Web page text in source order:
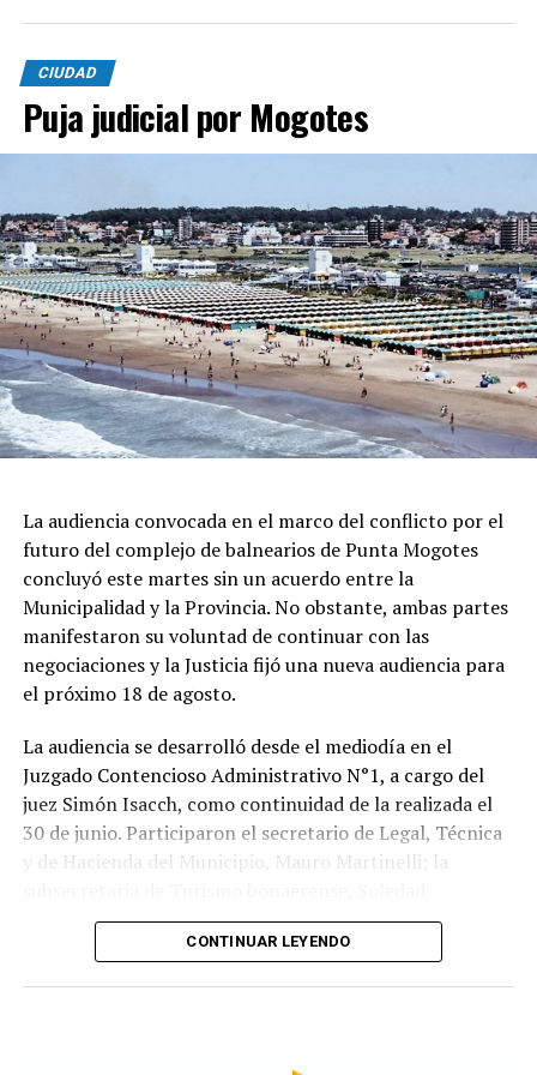
CIUDAD
Puja judicial por Mogotes
La audiencia convocada en el marco del conflicto por el
futuro del complejo de balnearios de Punta Mogotes
concluyó este martes sin un acuerdo entre la
Municipalidad y la Provincia. No obstante, ambas partes
manifestaron su voluntad de continuar con las
negociaciones y la Justicia fijó una nueva audiencia para
el próximo 18 de agosto.
La audiencia se desarrolló desde el mediodía en el
Juzgado Contencioso Administrativo N°1, a cargo del
juez Simón Isacch, como continuidad de la realizada el
30 de junio. Participaron el secretario de Legal, Técnica
y de Hacienda del Municipio, Mauro Martinelli; la
Martínez; el fiscal de Estado, Hernán Gómez; y el
administrador general de Punta Mogotes, Fernando
CONTINUAR LEYENDO